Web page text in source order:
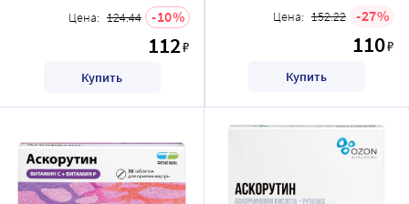
Цена: 124.44 10
112₽
Купить
Цена: 152.22 27
110₽
Купить